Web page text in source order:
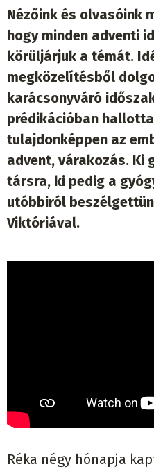
Nézőink és olvasóink
hogy minden adventi
körüljárjuk a témát.
megközelítésből
karácsonyváró
prédikációban
tulajdonképpen az
advent, várakozás. Ki
társra, ki pedig a
utóbbiról
Viktóriával.
Réka négy hónapja